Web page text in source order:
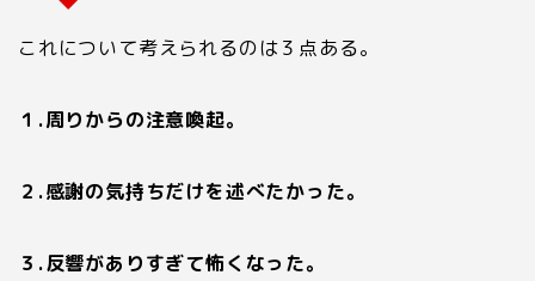
これについて考えられるのは３点ある。
１.周りからの注意喚起。
２.感謝の気持ちだけを述べたかった。
３.反響がありすぎて怖くなった。